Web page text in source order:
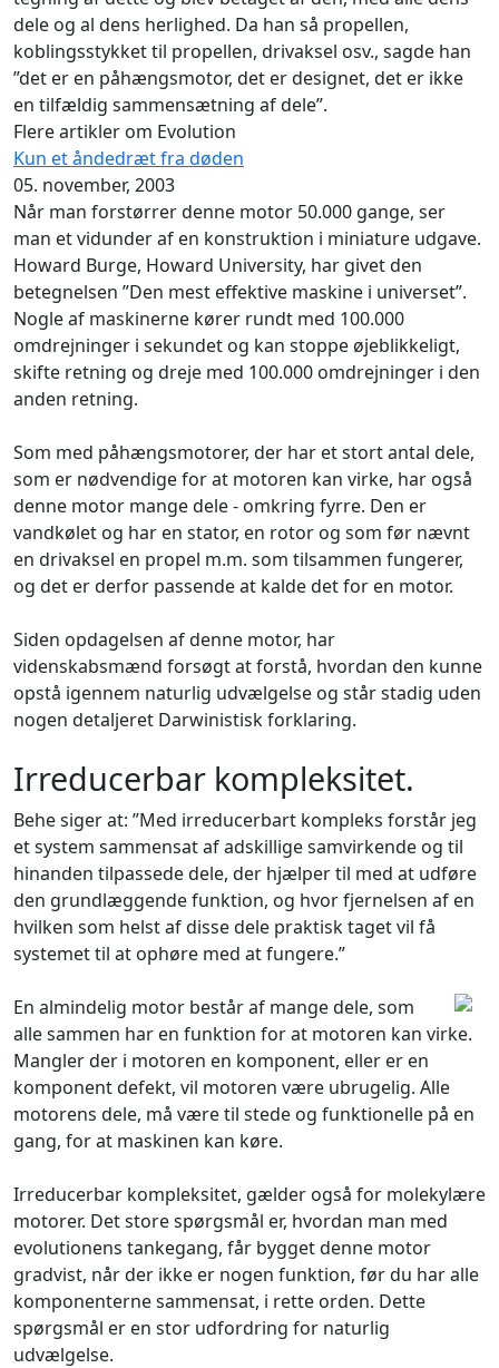
dele og al dens herlighed. Da han så propellen,
koblingsstykket til propellen, drivaksel osv., sagde han
”det er en påhængsmotor, det er designet, det er ikke
en tilfældig sammensætning af dele”.
Flere artikler om Evolution
Kun et åndedræt fra døden
05. november, 2003
Når man forstørrer denne motor 50.000 gange, ser
man et vidunder af en konstruktion i miniature udgave.
Howard Burge, Howard University, har givet den
betegnelsen ”Den mest effektive maskine i universet”.
Nogle af maskinerne kører rundt med 100.000
omdrejninger i sekundet og kan stoppe øjeblikkeligt,
skifte retning og dreje med 100.000 omdrejninger i den
anden retning.
Som med påhængsmotorer, der har et stort antal dele,
som er nødvendige for at motoren kan virke, har også
denne motor mange dele - omkring fyrre. Den er
vandkølet og har en stator, en rotor og som før nævnt
en drivaksel en propel m.m. som tilsammen fungerer,
og det er derfor passende at kalde det for en motor.
Siden opdagelsen af denne motor, har
videnskabsmænd forsøgt at forstå, hvordan den kunne
opstå igennem naturlig udvælgelse og står stadig uden
nogen detaljeret Darwinistisk forklaring.
Irreducerbar kompleksitet.
Behe siger at: ”Med irreducerbart kompleks forstår jeg
et system sammensat af adskillige samvirkende og til
hinanden tilpassede dele, der hjælper til med at udføre
den grundlæggende funktion, og hvor fjernelsen af en
hvilken som helst af disse dele praktisk taget vil få
systemet til at ophøre med at fungere.”
En almindelig motor består af mange dele, som
alle sammen har en funktion for at motoren kan virke.
Mangler der i motoren en komponent, eller er en
komponent defekt, vil motoren være ubrugelig. Alle
motorens dele, må være til stede og funktionelle på en
gang, for at maskinen kan køre.
Irreducerbar kompleksitet, gælder også for molekylære
motorer. Det store spørgsmål er, hvordan man med
evolutionens tankegang, får bygget denne motor
gradvist, når der ikke er nogen funktion, før du har alle
komponenterne sammensat, i rette orden. Dette
spørgsmål er en stor udfordring for naturlig
udvælgelse.